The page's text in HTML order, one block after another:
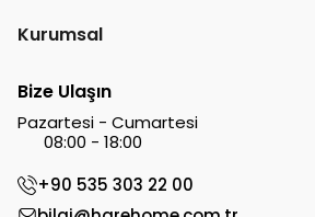
Kurumsal
Bize Ulaşın
Pazartesi - Cumartesi
08:00 - 18:00
+90 535 303 22 00